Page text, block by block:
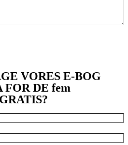
VORES E-BOG
FOR DE fem